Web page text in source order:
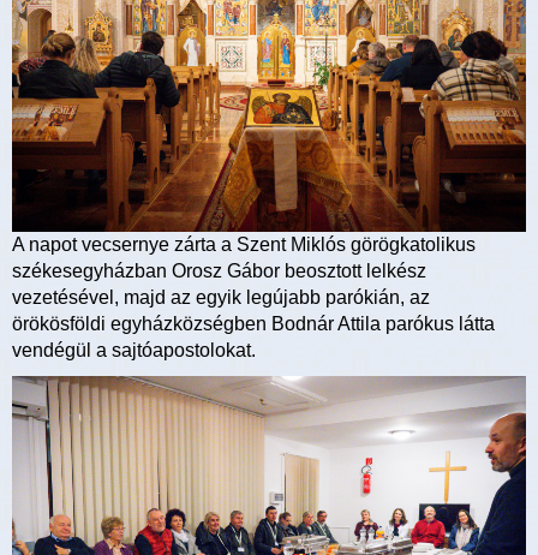
A napot vecsernye zárta a Szent Miklós görögkatolikus
székesegyházban Orosz Gábor beosztott lelkész
vezetésével, majd az egyik legújabb parókián, az
örökösföldi egyházközségben Bodnár Attila parókus látta
vendégül a sajtóapostolokat.